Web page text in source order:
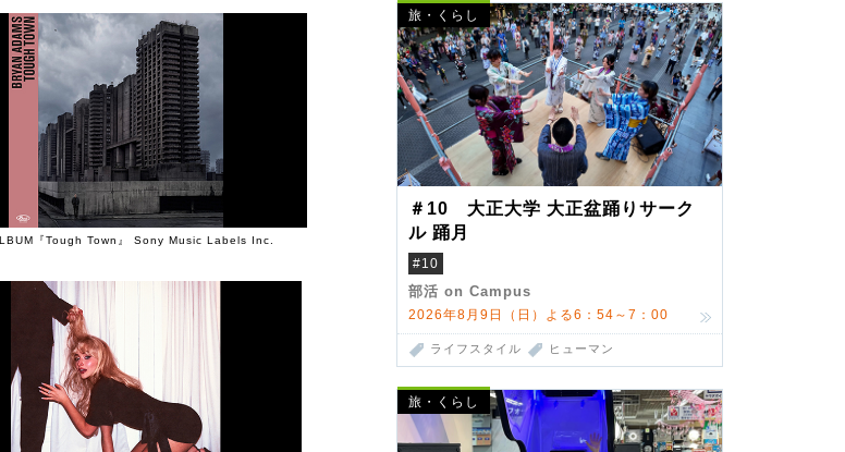
旅・くらし
＃10 大正大学 大正盆踊りサーク
ル 踊月
#10
部活 on Campus
2026年8月9日（日）よる6：54～7：00
ライフスタイル ヒューマン
旅・くらし
『Tough Town』 Sony Music Labels Inc.